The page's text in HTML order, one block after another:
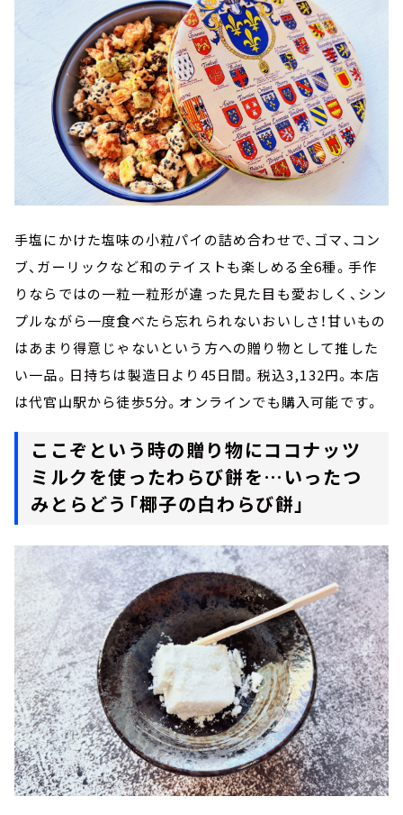
手塩にかけた塩味の小粒パイの詰め合わせで、ゴマ、コン
ブ、ガーリックなど和のテイストも楽しめる全6種。手作
りならではの一粒一粒形が違った見た目も愛おしく、シン
プルながら一度食べたら忘れられないおいしさ！甘いもの
はあまり得意じゃないという方への贈り物として推した
い一品。日持ちは製造日より45日間。税込3,132円。本店
は代官山駅から徒歩5分。オンラインでも購入可能です。
ここぞという時の贈り物にココナッツ
ミルクを使ったわらび餅を…いったつ
みとらどう「椰子の白わらび餅」